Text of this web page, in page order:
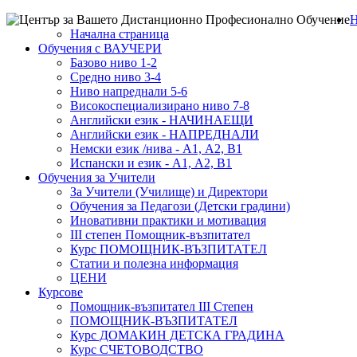
Начална страница
Обучения с ВАУЧЕРИ
Базово ниво 1-2
Средно ниво 3-4
Ниво напреднали 5-6
Високоспециализирано ниво 7-8
Английски език - НАЧИНАЕЩИ
Английски език - НАПРЕДНАЛИ
Немски език /нива - А1, А2, В1
Испански и език - А1, А2, В1
Обучения за Учители
За Учители (Училище) и Директори
Обучения за Педагози (Детски градини)
Иновативни практики и мотивация
III степен Помощник-възпитател
Курс ПОМОЩНИК-ВЪЗПИТАТЕЛ
Статии и полезна информация
ЦЕНИ
Курсове
Помощник-възпитател III Степен
ПОМОЩНИК-ВЪЗПИТАТЕЛ
Курс ДОМАКИН ДЕТСКА ГРАДИНА
Курс СЧЕТОВОДСТВО